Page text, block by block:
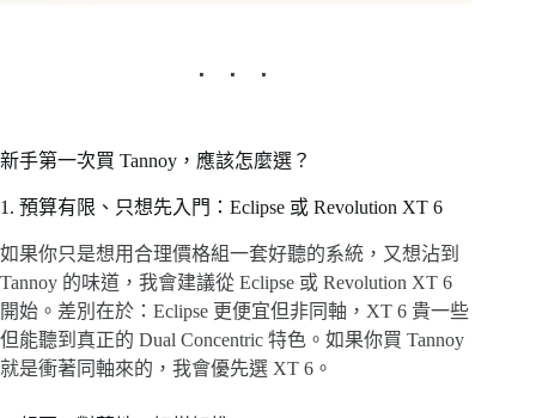
新手第一次買 Tannoy，應該怎麼選？
1. 預算有限、只想先入門：Eclipse 或 Revolution XT 6
如果你只是想用合理價格組一套好聽的系統，又想沾到
Tannoy 的味道，我會建議從 Eclipse 或 Revolution XT 6
開始。差別在於：Eclipse 更便宜但非同軸，XT 6 貴一些
但能聽到真正的 Dual Concentric 特色。如果你買 Tannoy
就是衝著同軸來的，我會優先選 XT 6。